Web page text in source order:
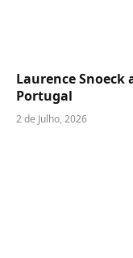
Laurence Snoeck
Portugal
2 de Julho, 2026